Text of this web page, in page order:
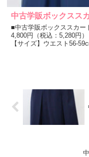
中古学販ボックスス
■中古学販ボックススカー
4,800円（税込：5,280円
【サイズ】ウエスト56-